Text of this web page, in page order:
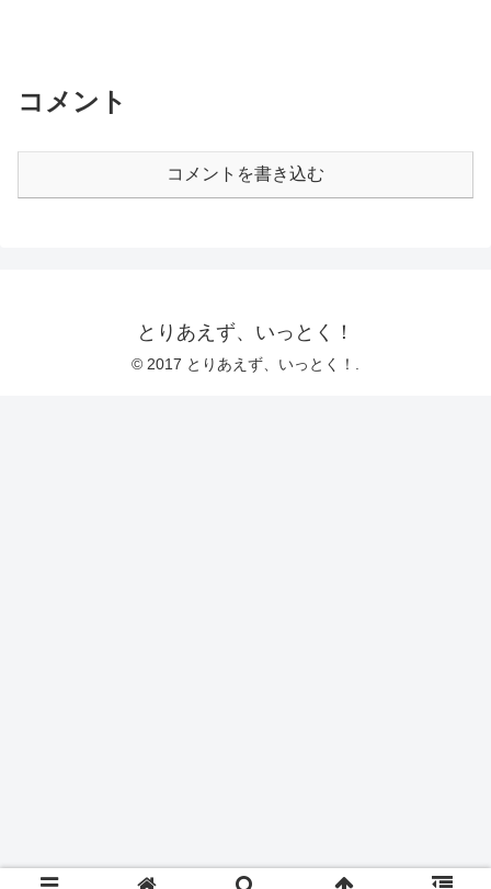
コメント
コメントを書き込む
とりあえず、いっとく！
© 2017 とりあえず、いっとく！.